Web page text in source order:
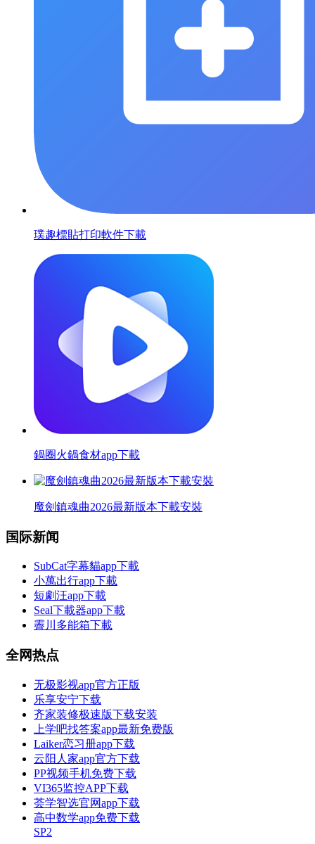
璞趣標貼打印軟件下載
鍋圈火鍋食材app下載
魔劍鎮魂曲2026最新版本下載安裝
国际新闻
SubCat字幕貓app下載
小萬出行app下載
短劇汪app下載
Seal下載器app下載
霽川多能箱下載
全网热点
无极影视app官方正版
乐享安宁下载
齐家装修极速版下载安装
上学吧找答案app最新免费版
Laiker恋习册app下载
云阳人家app官方下载
PP视频手机免费下载
VI365监控APP下载
荟学智选官网app下载
高中数学app免费下载
SP2